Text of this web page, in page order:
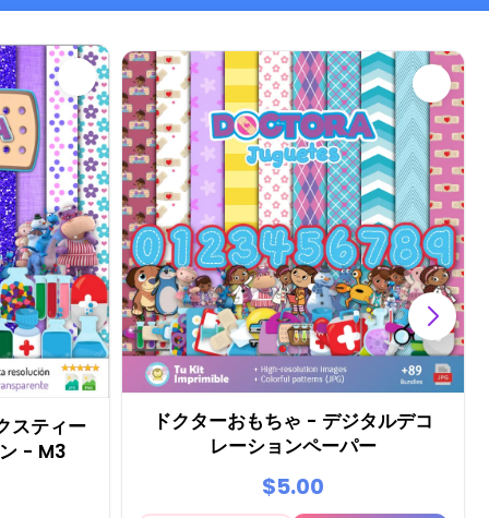
スティー
- M3
ドクターおもちゃ - デジタルデコ
レーションペーパー
$5.00